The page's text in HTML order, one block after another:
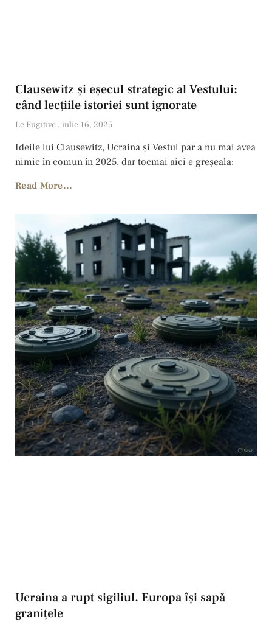
Clausewitz și eșecul strategic al Vestului:
când lecțiile istoriei sunt ignorate
Le Fugitive iulie 16, 2025
Ideile lui Clausewitz, Ucraina și Vestul par a nu mai avea
nimic în comun în 2025, dar tocmai aici e greșeala:
Read More...
Ucraina a rupt sigiliul. Europa își sapă
granițele